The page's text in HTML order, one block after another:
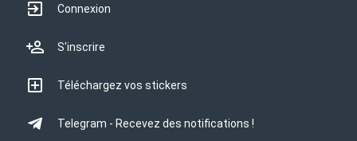
Connexion
S'inscrire
Téléchargez vos stickers
Telegram - Recevez des notifications !